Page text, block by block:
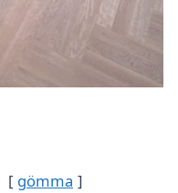
gömma